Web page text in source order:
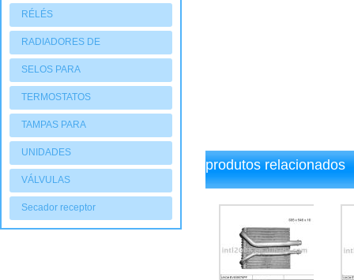
RÉLÉS
RADIADORES DE
AQUECIMENTO
SELOS PARA
COMPRESSORES
TERMOSTATOS
TAMPAS PARA
COMPRESSORES
UNIDADES
CONDENSADORAS
VÁLVULAS
Secador receptor
produtos relacionados